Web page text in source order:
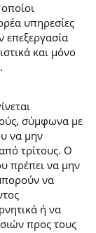
υπηρεσίες
επεξεργασία
και μόνο
σύμφωνα με
να μην
τρίτους. Ο
πρέπει να μην
να
ή να
προς τους